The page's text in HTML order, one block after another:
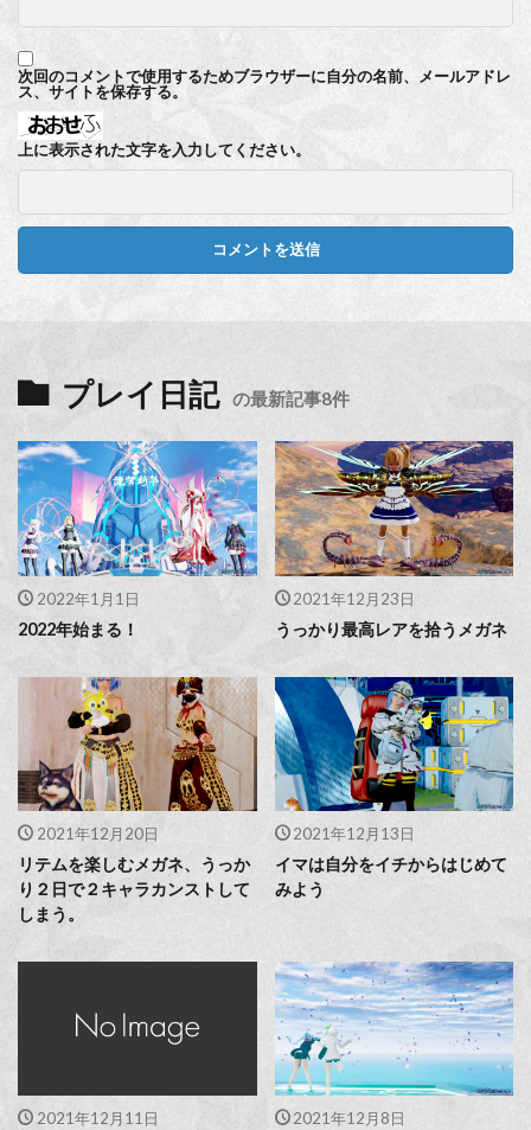
次回のコメントで使用するためブラウザーに自分の名前、メールアドレ
ス、サイトを保存する。
上に表示された文字を入力してください。
プレイ日記 の最新記事8件
2022年1月1日
2022年始まる！
2021年12月23日
うっかり最高レアを拾うメガネ
2021年12月20日
リテムを楽しむメガネ、うっか
り２日で２キャラカンストして
しまう。
2021年12月13日
イマは自分をイチからはじめて
みよう
2021年12月11日 2021年12月8日